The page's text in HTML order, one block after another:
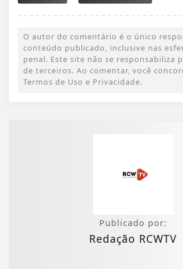
O autor do comentário é o único
conteúdo publicado, inclusive nas
penal. Este site não se responsabiliza
de terceiros. Ao comentar, você
Termos de Uso e Privacidade.
Publicado por:
Redação RCWTV